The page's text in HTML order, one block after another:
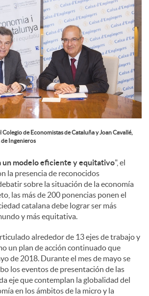
Colegio de Economistas de Cataluña y Joan Cavallé,
Ingenieros
un modelo eficiente y equitativo", el
la presencia de reconocidos
sobre la situación de la economía
las más de 200 ponencias ponen el
catalana debe lograr ser más
y más equitativa.
alrededor de 13 ejes de trabajo y
un plan de acción continuado que
de 2018. Durante el mes de mayo se
los eventos de presentación de las
eje que contemplan la globalidad del
en los ámbitos de la micro y la